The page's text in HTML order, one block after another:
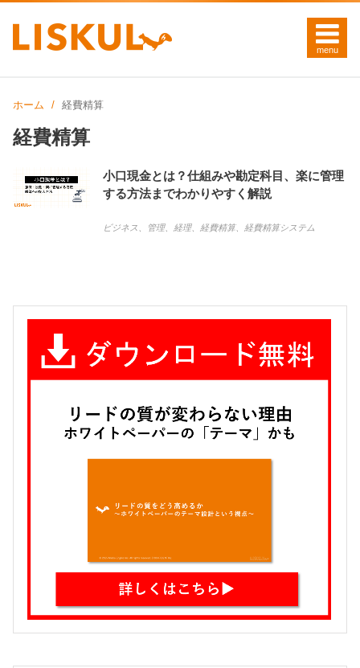
ホーム 経費精算
経費精算
小口現金とは？仕組みや勘定科目、楽に管理
する方法までわかりやすく解説
ビジネス 管理、 経理、 経費精算、 経費精算システム